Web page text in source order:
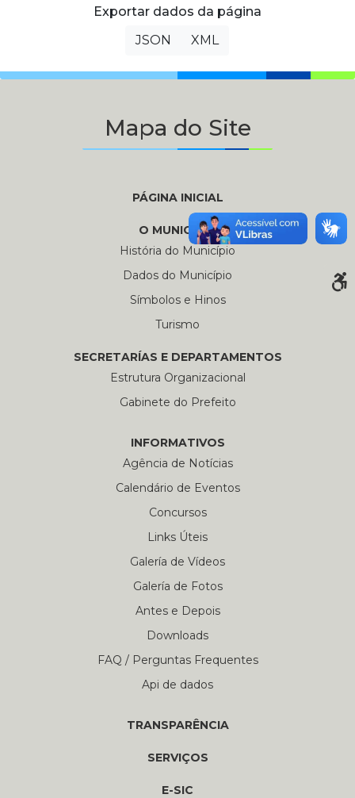
Exportar dados da página
JSON
XML
Mapa do Site
PÁGINA INICIAL
O MUNICÍPIO
História do Município
Dados do Município
Símbolos e Hinos
Turismo
SECRETARÍAS E DEPARTAMENTOS
Estrutura Organizacional
Gabinete do Prefeito
INFORMATIVOS
Agência de Notícias
Calendário de Eventos
Concursos
Links Úteis
Galería de Vídeos
Galería de Fotos
Antes e Depois
Downloads
FAQ / Perguntas Frequentes
Api de dados
TRANSPARÊNCIA
SERVIÇOS
E-SIC